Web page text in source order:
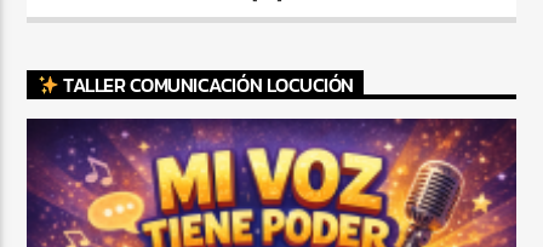
TALLER COMUNICACIÓN LOCUCIÓN